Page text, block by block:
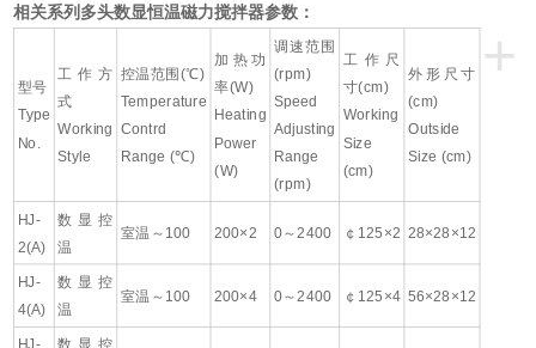
相关系列多头数显恒温磁力搅拌器参数：
+
型号
Type
No.
工作方
式
Working
Style
控温范围(℃)
Temperature
Contrd
Range (℃)
加热功
率(W)
Heating
Power
(W)
调速范围
(rpm)
Speed
Adjusting
Range
(rpm)
工作尺
寸(cm)
Working
Size
(cm)
外形尺寸
(cm)
Outside
Size (cm)
HJ-
2(A)
数显控
温
室温～100 200×2 0～2400 ￠125×2 28×28×12
HJ-
4(A)
数显控
温
室温～100 200×4 0～2400 ￠125×4 56×28×12
HJ-
数显控